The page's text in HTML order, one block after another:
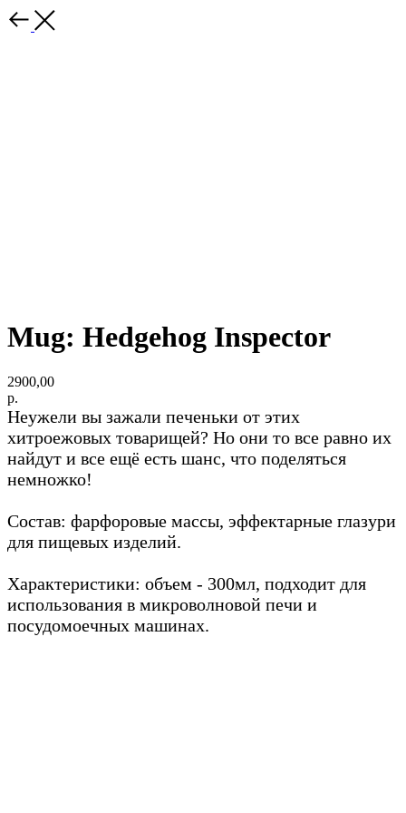
Mug: Hedgehog Inspector
2900,00
р.
Неужели вы зажали печеньки от этих
хитроежовых товарищей? Но они то все равно их
найдут и все ещё есть шанс, что поделяться
немножко!
Состав: фарфоровые массы, эффектарные глазури
для пищевых изделий.
Характеристики: объем - 300мл, подходит для
использования в микроволновой печи и
посудомоечных машинах.